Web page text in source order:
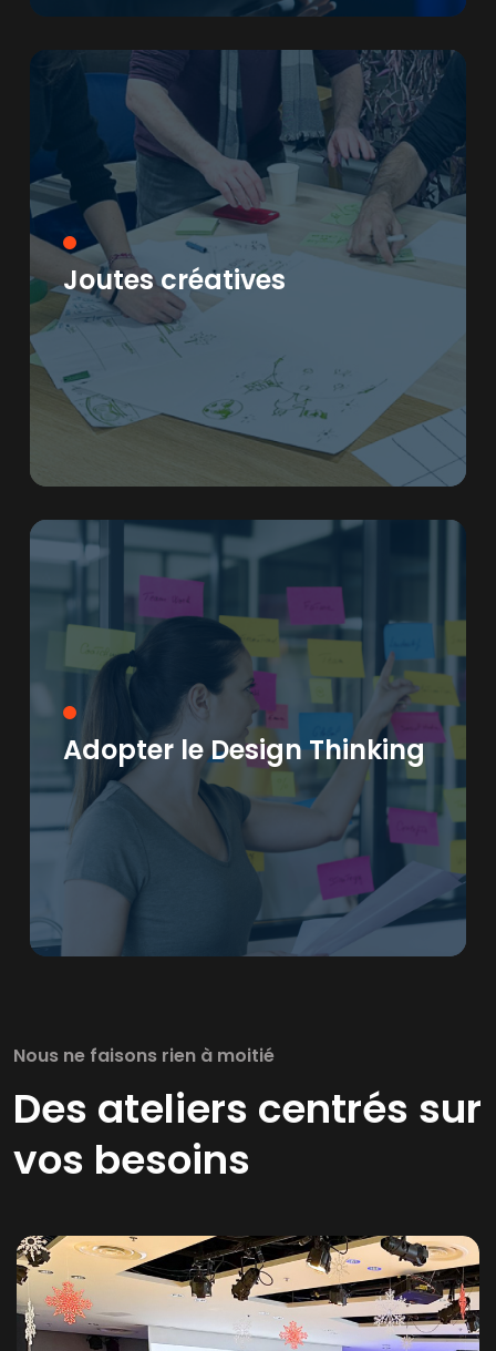
Joutes créatives
Adopter le Design Thinking
Nous ne faisons rien à moitié
Des ateliers centrés sur
vos besoins